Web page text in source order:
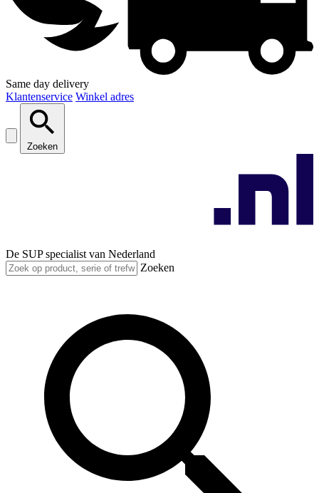
Same day delivery
Klantenservice Winkel adres
Zoeken
De SUP specialist van Nederland
Zoeken